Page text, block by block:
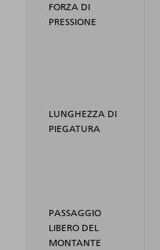
FORZA DI
PRESSIONE
LUNGHEZZA DI
PIEGATURA
PASSAGGIO
LIBERO DEL
MONTANTE